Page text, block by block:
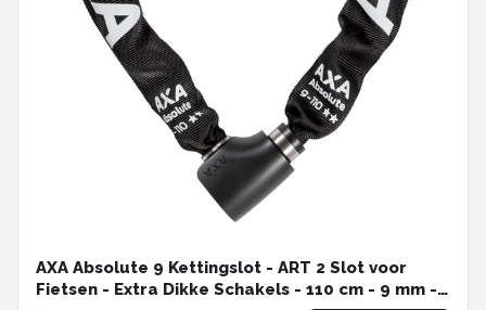
AXA Absolute 9 Kettingslot - ART 2 Slot voor
Fietsen - Extra Dikke Schakels - 110 cm - 9 mm -